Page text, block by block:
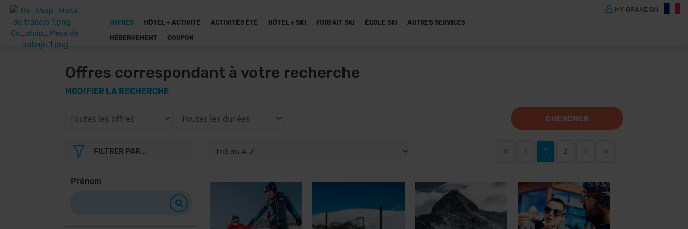
OFFRES HÔTEL + ACTIVITÉ ACTIVITÉS ÉTÉ HÔTEL + SKI FORFAIT SKI ÉCOLE SKI AUTRES SERVICES
HÉBERGEMENT COUPON
MY GRANDSKI
Offres correspondant à votre recherche
MODIFIER LA RECHERCHE
CHERCHER
FILTRER PAR...
Prénom
« ‹ 1 2 › »